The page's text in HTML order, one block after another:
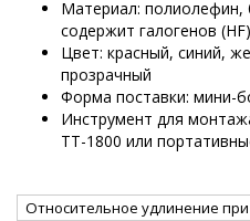
Материал: полиолефин,
содержит галогенов (HF)
Цвет: красный, синий,
прозрачный
Форма поставки: мини-
Инструмент для
ТТ-1800 или
Относительное удлинение